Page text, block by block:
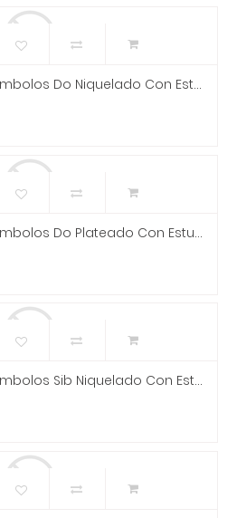
Jupiter - Trombon De Embolos Do Niquelado Con Estuche Mod.JTB720VNQ
Jupiter - Trombon De Embolos Do Plateado Con Estuche Mod.JTB720VS
Jupiter - Trombon De Embolos Sib Niquelado Con Estuche Mod.JTB700VNQ